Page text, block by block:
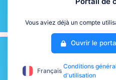
Vous aviez déjà un compte
Ouvrir le
Français
Conditions
d'utilisation